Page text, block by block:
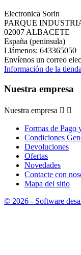
Electronica Sorin
PARQUE
02007 ALBACETE
España (peninsula)
Llámenos: 643365050
Envíenos un correo
Información de la
Nuestra empresa
Nuestra empresa  
Formas de Pago
Condiciones
Devoluciones
Ofertas
Novedades
Contacte con
Mapa del sitio
© 2026 - Software